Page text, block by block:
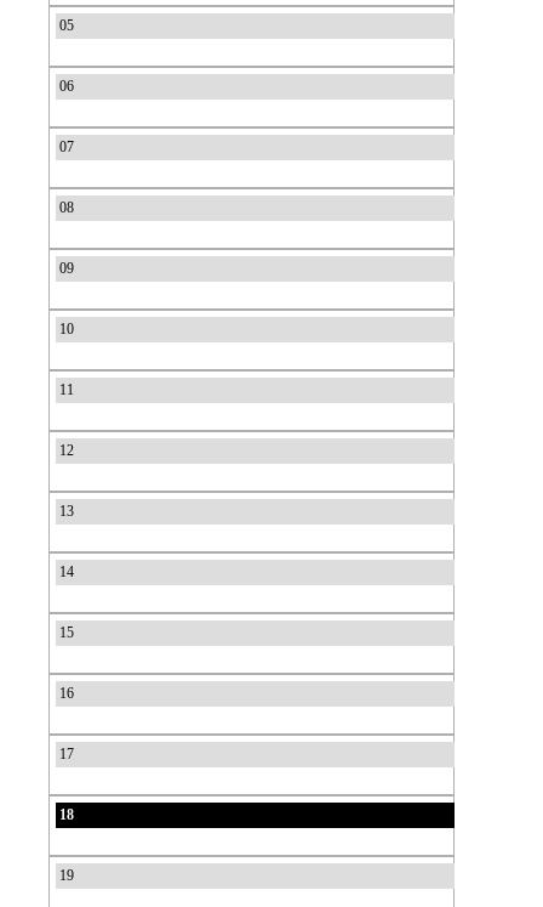
05
06
07
08
09
10
11
12
13
14
15
16
17
18
19